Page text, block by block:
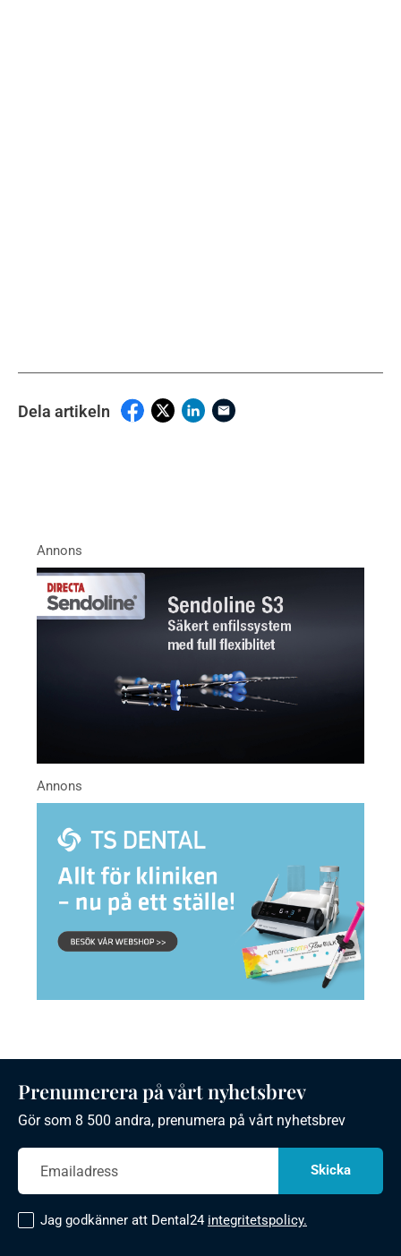
Dela artikeln
Prenumerera på vårt nyhetsbrev
Gör som 8 500 andra, prenumera på vårt nyhetsbrev
Jag godkänner att Dental24 integritetspolicy.